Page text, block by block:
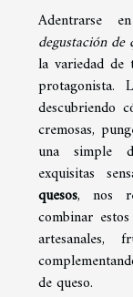
Adentrarse
degustación de
la variedad de
protagonista.
descubriendo
cremosas,
una simple
exquisitas
quesos, nos
combinar
artesanales,
de queso.